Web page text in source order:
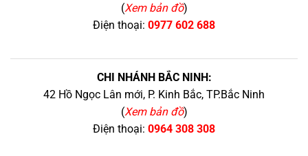
(Xem bản đồ)
Điện thoại: 0977 602 688
CHI NHÁNH BẮC NINH:
42 Hồ Ngọc Lân mới, P. Kinh Bắc, TP.Bắc Ninh
(Xem bản đồ)
Điện thoại: 0964 308 308